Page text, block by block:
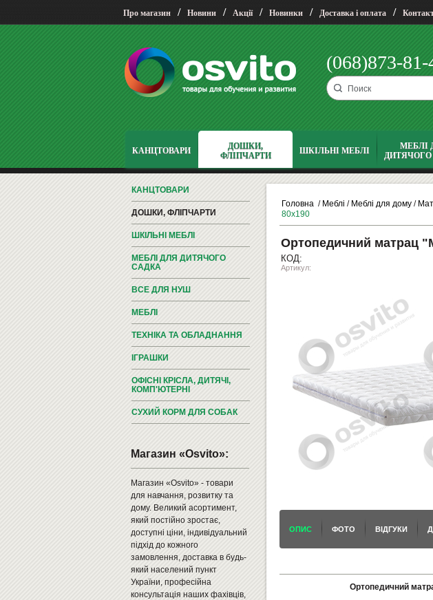
Про магазин / Новини / Акції / Новинки / Доставка і оплата /
(068)873-81-
КАНЦТОВАРИ
ДОШКИ,
ФЛІПЧАРТИ
ШКІЛЬНІ МЕБЛІ
МЕБЛІ
КАНЦТОВАРИ
ДОШКИ, ФЛІПЧАРТИ
ШКІЛЬНІ МЕБЛІ
МЕБЛІ ДЛЯ ДИТЯЧОГО
САДКА
ВСЕ ДЛЯ НУШ
МЕБЛІ
ТЕХНІКА ТА ОБЛАДНАННЯ
ІГРАШКИ
ОФІСНІ КРІСЛА, ДИТЯЧІ,
КОМП'ЮТЕРНІ
СУХИЙ КОРМ ДЛЯ СОБАК
Магазин «Osvito»:
Магазин «Osvito» - товари
для навчання, розвитку та
дому. Великий асортимент,
який постійно зростає,
доступні ціни, індивідуальний
підхід до кожного
замовлення, доставка в будь-
який населений пункт
України, професійна
консультація наших фахівців,
Головна / Меблі / Меблі для дому /
80х190
Ортопедичний матрац
КОД:
Артикул:
ОПИС ФОТО ВІДГУКИ
Ортопедичний